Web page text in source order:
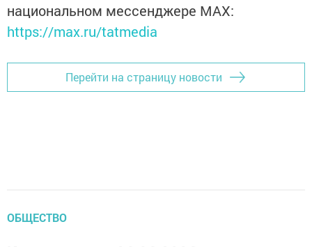
национальном мессенджере MАХ:
https://max.ru/tatmedia
Перейти на страницу новости
ОБЩЕСТВО